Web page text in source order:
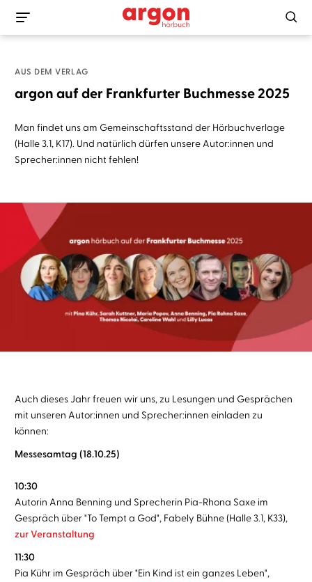
AUS DEM VERLAG
argon auf der Frankfurter Buchmesse 2025
Man findet uns am Gemeinschaftsstand der Hörbuchverlage
(Halle 3.1, K17). Und natürlich dürfen unsere Autor:innen und
Sprecher:innen nicht fehlen!
Auch dieses Jahr freuen wir uns, zu Lesungen und Gesprächen
mit unseren Autor:innen und Sprecher:innen einladen zu
können:
Messesamtag (18.10.25)
10:30
Autorin Anna Benning und Sprecherin Pia-Rhona Saxe im
Gespräch über "To Tempt a God", Fabely Bühne (Halle 3.1, K33),
zur Veranstaltung
11:30
Pia Kühr im Gespräch über "Ein Kind ist ein ganzes Leben",